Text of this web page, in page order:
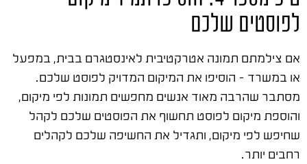
לפוסטים שלכם
אם צילמתם תמונה אטרקטיבית לאינסטגרם בבית, במפעל
או במשרד – הוסיפו את המיקום המדויק לפוסט שלכם.
מסתבר שהרבה מאוד אנשים מחפשים תמונות לפי מיקום,
והוספת מיקום לפוסט תחשוף את הפוסטים שלכם לקהל
שחיפש לפי מיקום, ותגדיל את החשיפה שלכם לקהלים
רחבים יותר.